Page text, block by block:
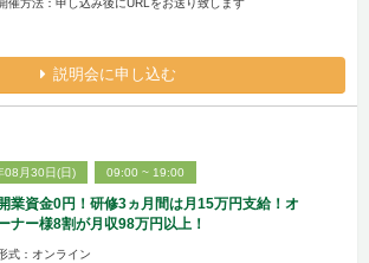
催方法：申し込み後にURLをお送り致します
説明会に申し込む
08月30日(日) 09:00 ~ 19:00
開業資金0円！研修3ヵ月間は月15万円支給！オ
ナー様8割が月収98万円以上！
式：オンライン